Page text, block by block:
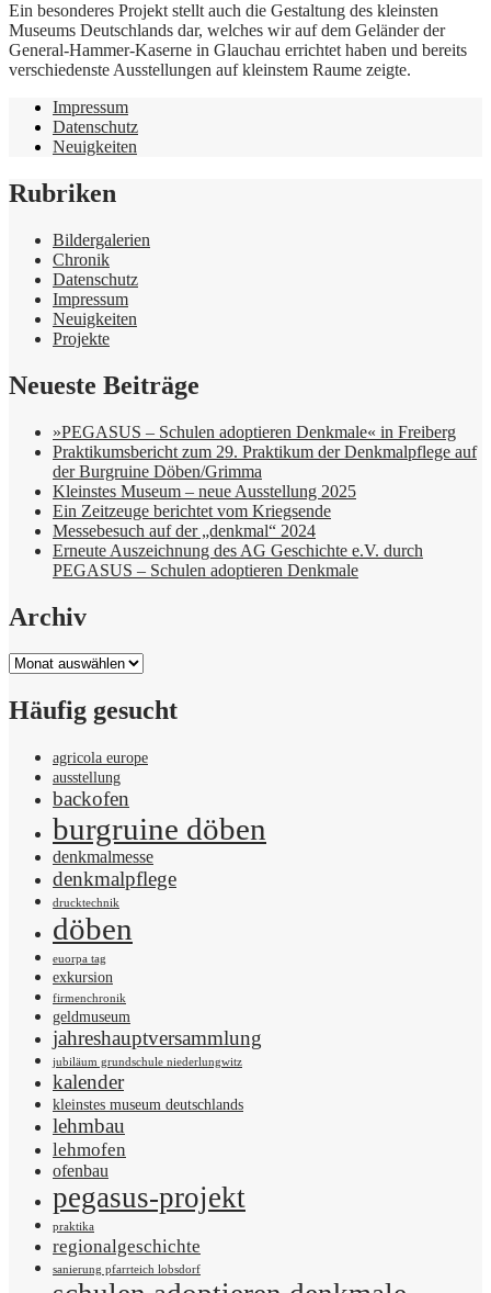
Ein besonderes Projekt stellt auch die Gestaltung des kleinsten
Museums Deutschlands dar, welches wir auf dem Geländer der
General-Hammer-Kaserne in Glauchau errichtet haben und bereits
verschiedenste Ausstellungen auf kleinstem Raume zeigte.
Impressum
Datenschutz
Neuigkeiten
Rubriken
Bildergalerien
Chronik
Datenschutz
Impressum
Neuigkeiten
Projekte
Neueste Beiträge
»PEGASUS – Schulen adoptieren Denkmale« in Freiberg
Praktikumsbericht zum 29. Praktikum der Denkmalpflege auf
der Burgruine Döben/Grimma
Kleinstes Museum – neue Ausstellung 2025
Ein Zeitzeuge berichtet vom Kriegsende
Messebesuch auf der „denkmal“ 2024
Erneute Auszeichnung des AG Geschichte e.V. durch
PEGASUS – Schulen adoptieren Denkmale
Archiv
Archiv
Häufig gesucht
agricola europe
ausstellung
backofen
burgruine döben
denkmalmesse
denkmalpflege
drucktechnik
döben
euorpa tag
exkursion
firmenchronik
geldmuseum
jahreshauptversammlung
jubiläum grundschule niederlungwitz
kalender
kleinstes museum deutschlands
lehmbau
lehmofen
ofenbau
pegasus-projekt
praktika
regionalgeschichte
sanierung pfarrteich lobsdorf